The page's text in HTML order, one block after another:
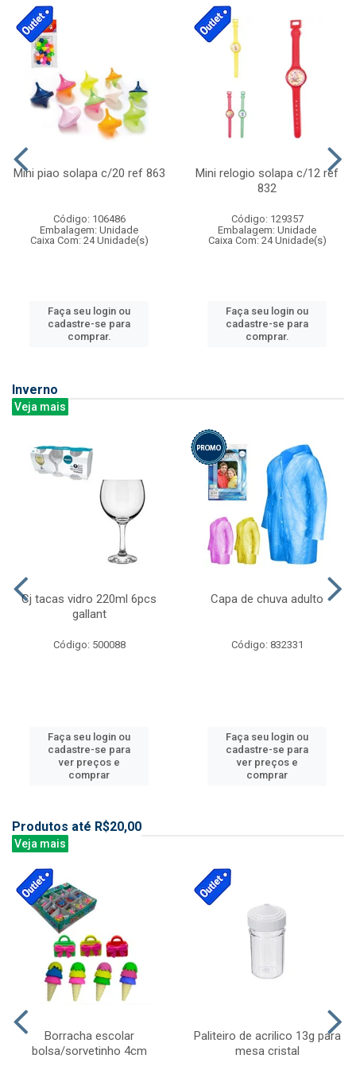
Mini piao solapa c/20 ref 863
Código: 106486
Embalagem: Unidade
Caixa Com: 24 Unidade(s)
Faça seu login ou
cadastre-se para
comprar.
Mini relogio solapa c/12 ref
832
Código: 129357
Embalagem: Unidade
Caixa Com: 24 Unidade(s)
Faça seu login ou
cadastre-se para
comprar.
Inverno
Veja mais
Cj tacas vidro 220ml 6pcs
gallant
Código: 500088
Faça seu login ou
cadastre-se para
ver preços e
comprar
Capa de chuva adulto
Código: 832331
Faça seu login ou
cadastre-se para
ver preços e
comprar
Produtos até R$20,00
Veja mais
Borracha escolar
bolsa/sorvetinho 4cm
Paliteiro de acrilico 13g para
mesa cristal